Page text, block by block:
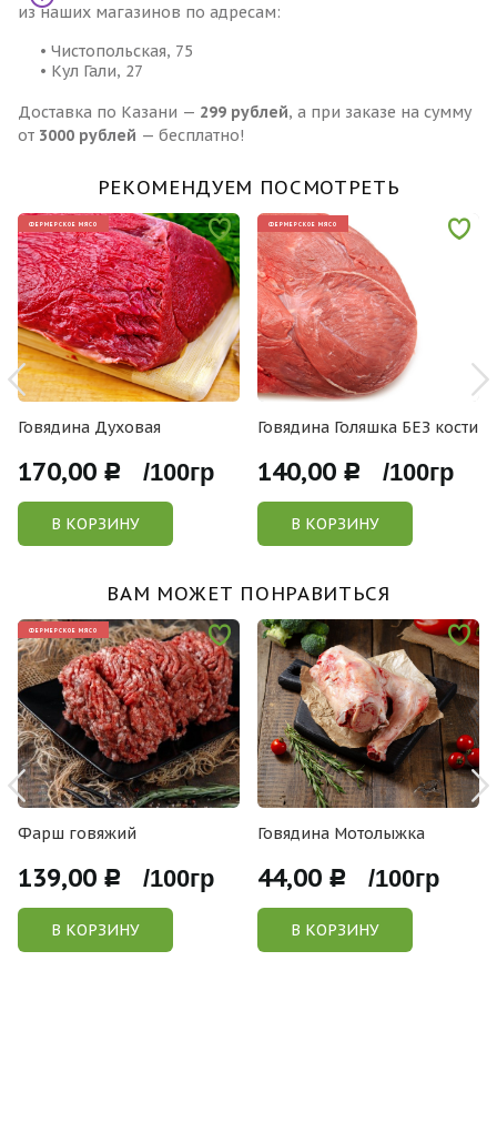
из наших магазинов по адресам:
• Чистопольская, 75
• Кул Гали, 27
Доставка по Казани — 299 рублей, а при заказе на сумму
от 3000 рублей — бесплатно!
РЕКОМЕНДУЕМ ПОСМОТРЕТЬ
ФЕРМЕРСКОЕ МЯСО
Говядина Духовая
170,00 Р /100гр
В КОРЗИНУ
ФЕРМЕРСКОЕ МЯСО
Говядина Голяшка БЕЗ кости
140,00 Р /100гр
В КОРЗИНУ
ВАМ МОЖЕТ ПОНРАВИТЬСЯ
ФЕРМЕРСКОЕ МЯСО
Фарш говяжий
139,00 Р /100гр
В КОРЗИНУ
Говядина Мотолыжка
44,00 Р /100гр
В КОРЗИНУ